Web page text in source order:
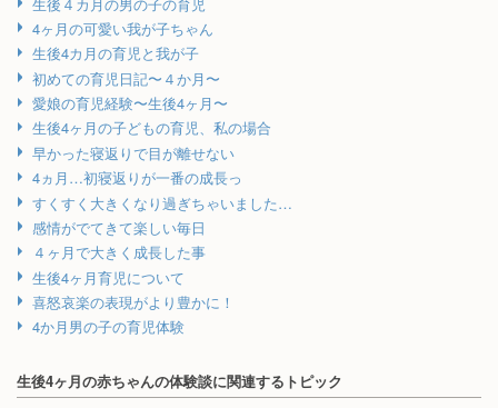
4ヶ月の可愛い我が子ちゃん
生後4カ月の育児と我が子
初めての育児日記〜４か月〜
愛娘の育児経験〜生後4ヶ月〜
生後4ヶ月の子どもの育児、私の場合
早かった寝返りで目が離せない
4ヵ月…初寝返りが一番の成長っ
すくすく大きくなり過ぎちゃいました…
感情がでてきて楽しい毎日
４ヶ月で大きく成長した事
生後4ヶ月育児について
喜怒哀楽の表現がより豊かに！
4か月男の子の育児体験
生後4ヶ月の赤ちゃんの体験談に関連するトピック